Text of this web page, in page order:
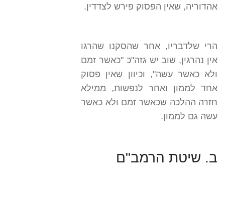
אהדוריה, שאין הפסוק פירש לצדדין.
הרי שלדבריו, אחר שהסקנו שהרגו
אין נהרגין, שוב יש גזה"כ "כאשר זמם
ולא כאשר עשה", וכיוון שאין פסוק
אחד לממון ואחר לנפשות, ממילא
חזרה ההלכה שכאשר זמם ולא כאשר
עשה גם לממון.
ב. שיטת הרמב"ם